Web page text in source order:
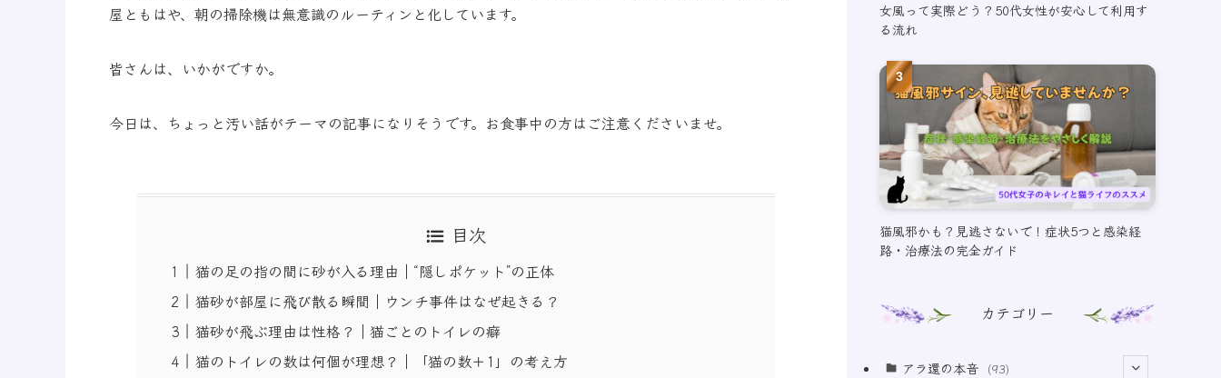
屋ともはや、朝の掃除機は無意識のルーティンと化しています。
皆さんは、いかがですか。
今日は、ちょっと汚い話がテーマの記事になりそうです。お食事中の方はご注意くださいませ。
目次
猫の足の指の間に砂が入る理由｜“隠しポケット”の正体
猫砂が部屋に飛び散る瞬間｜ウンチ事件はなぜ起きる？
猫砂が飛ぶ理由は性格？｜猫ごとのトイレの癖
猫のトイレの数は何個が理想？｜「猫の数＋1」の考え方
女風って実際どう？50代女性が安心して利用す
る流れ
猫風邪かも？見逃さないで！症状5つと感染経
路・治療法の完全ガイド
カテゴリー
アラ還の本音 (93)